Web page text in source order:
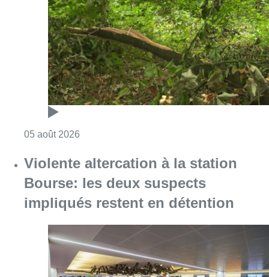
05 août 2026
Violente altercation à la station
Bourse: les deux suspects
impliqués restent en détention